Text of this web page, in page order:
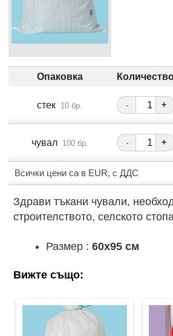
Опаковка
стек 10 бр. - +
чувал 100 бр. - +
Всички цени са в EUR, с ДДС
Здрави тъкани чували,
строителството, селското
Размер : 60x95 см
Вижте също: